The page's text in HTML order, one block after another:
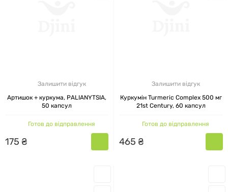
Залишити відгук
Артишок + куркума, PALIANYTSIA,
50 капсул
Готов до відправлення
175 ₴
Залишити відгук
Куркумін Turmeric Complex 500 мг
21st Century, 60 капсул
Готов до відправлення
465 ₴